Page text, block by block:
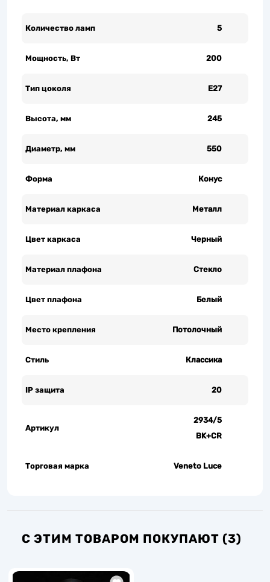
Количество ламп 5
Мощность, Вт 200
Тип цоколя Е27
Высота, мм 245
Диаметр, мм 550
Форма Конус
Материал каркаса Металл
Цвет каркаса Черный
Материал плафона Стекло
Цвет плафона Белый
Место крепления Потолочный
Стиль Классика
IP защита 20
Артикул
2934/5
BK+CR
Торговая марка Veneto Luce
С ЭТИМ ТОВАРОМ ПОКУПАЮТ (3)